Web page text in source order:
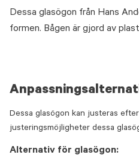
Dessa glasögon från Hans
formen. Bågen är gjord av
Dessa glasögon kan justeras
justeringsmöjligheter dessa
Alternativ för glasögon: